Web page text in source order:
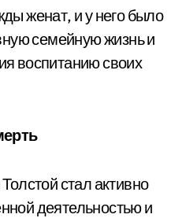
женат, и у него было
семейную жизнь и
воспитанию своих
стал активно
деятельностью и